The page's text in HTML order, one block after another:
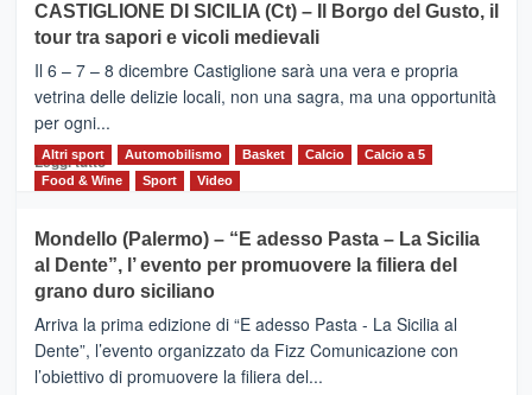
MOIO
ALCANTARA
–
Vivicittà,
alla
scoperta
del
territorio,
e
messaggi
di
CASTIGLIONE DI SICILIA (Ct) – Il Borgo del Gusto, il
tour tra sapori e vicoli medievali
Il 6 – 7 – 8 dicembre Castiglione sarà una vera e propria
vetrina delle delizie locali, non una sagra, ma una opportunità
per ogni...
Leggi tuttoLeggi
di
CASTIGLIONE
DI
SICILIA
(Ct)
–
Il
Borgo
Altri sport Automobilismo Basket Calcio
Calcio a 5
Food & Wine
Sport Video
Mondello (Palermo) – “E adesso Pasta – La Sicilia
al Dente”, l’ evento per promuovere la filiera del
grano duro siciliano
Arriva la prima edizione di “E adesso Pasta - La Sicilia al
Dente”, l’evento organizzato da Fizz Comunicazione con
l’obiettivo di promuovere la filiera del...